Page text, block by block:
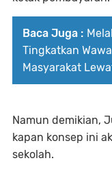
Baca Juga :
Tingkatkan
Masyarakat
Namun demikian,
kapan konsep ini
sekolah.